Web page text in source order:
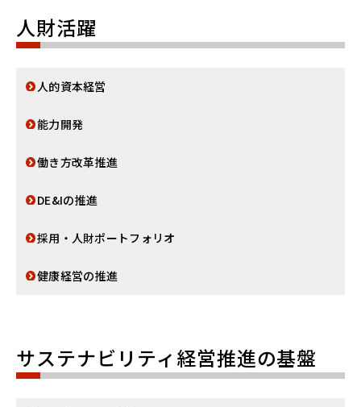
人財活躍
人的資本経営
能力開発
働き方改革推進
DE&Iの推進
採用・人財ポートフォリオ
健康経営の推進
サステナビリティ経営推進の基盤